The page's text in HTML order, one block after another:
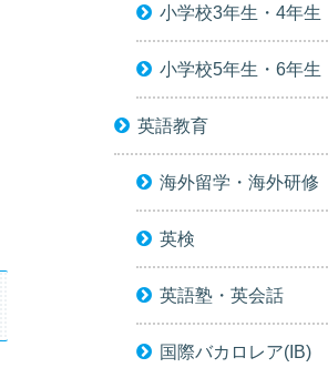
小学校3年生・4年生
小学校5年生・6年生
英語教育
海外留学・海外研修
英検
英語塾・英会話
国際バカロレア(IB)